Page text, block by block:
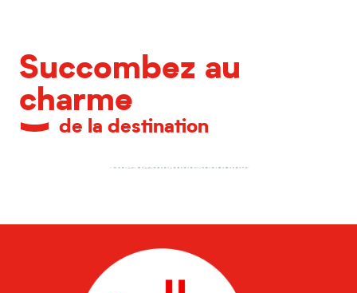
Succombez au
charme
de la destination
Une destination shopping